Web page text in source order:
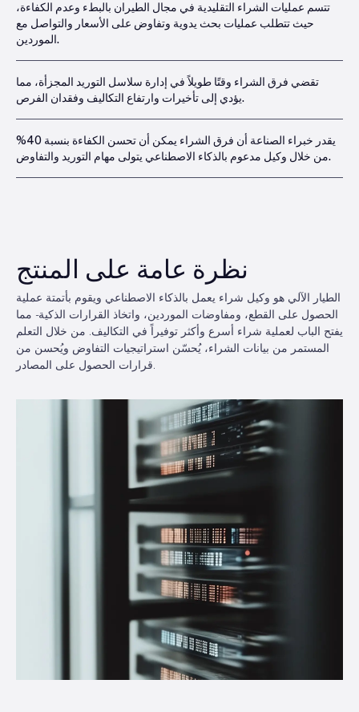
تتسم عمليات الشراء التقليدية في مجال الطيران بالبطء وعدم الكفاءة،
حيث تتطلب عمليات بحث يدوية وتفاوض على الأسعار والتواصل مع
الموردين.
تقضي فرق الشراء وقتًا طويلاً في إدارة سلاسل التوريد المجزأة، مما
يؤدي إلى تأخيرات وارتفاع التكاليف وفقدان الفرص.
يقدر خبراء الصناعة أن فرق الشراء يمكن أن تحسن الكفاءة بنسبة 40%
من خلال وكيل مدعوم بالذكاء الاصطناعي يتولى مهام التوريد والتفاوض.
نظرة عامة على المنتج
الطيار الآلي هو وكيل شراء يعمل بالذكاء الاصطناعي ويقوم بأتمتة عملية
الحصول على القطع، ومفاوضات الموردين، واتخاذ القرارات الذكية - مما
يفتح الباب لعملية شراء أسرع وأكثر توفيراً في التكاليف. من خلال التعلم
المستمر من بيانات الشراء، يُحسّن استراتيجيات التفاوض ويُحسن من
قرارات الحصول على المصادر.